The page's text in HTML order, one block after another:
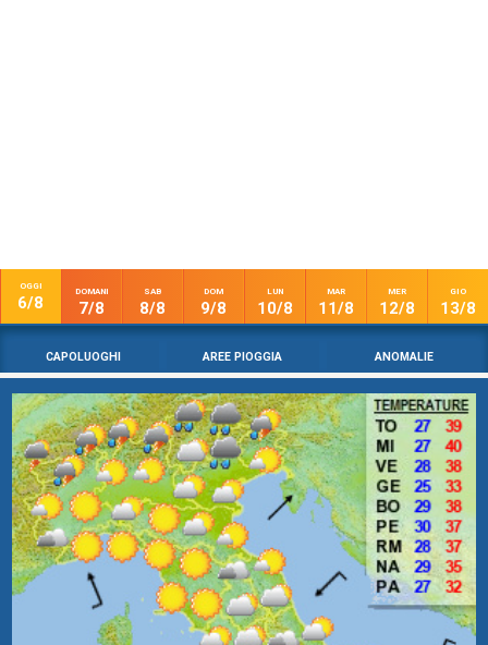
OGGI
6/8
DOMANI
7/8
SAB
8/8
DOM
9/8
LUN
10/8
MAR
11/8
MER
12/8
GIO
13/8
CAPOLUOGHI AREE PIOGGIA ANOMALIE